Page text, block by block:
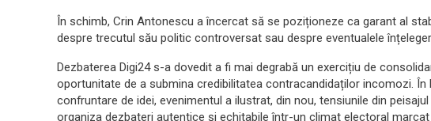
În schimb, Crin Antonescu a încercat să se poziționeze ca garant al
despre trecutul său politic controversat sau despre eventualele
Dezbaterea Digi24 s-a dovedit a fi mai degrabă un exercițiu de
oportunitate de a submina credibilitatea contracandidaților incomozi.
confruntare de idei, evenimentul a ilustrat, din nou, tensiunile din
organiza dezbateri autentice și echitabile într-un climat electoral